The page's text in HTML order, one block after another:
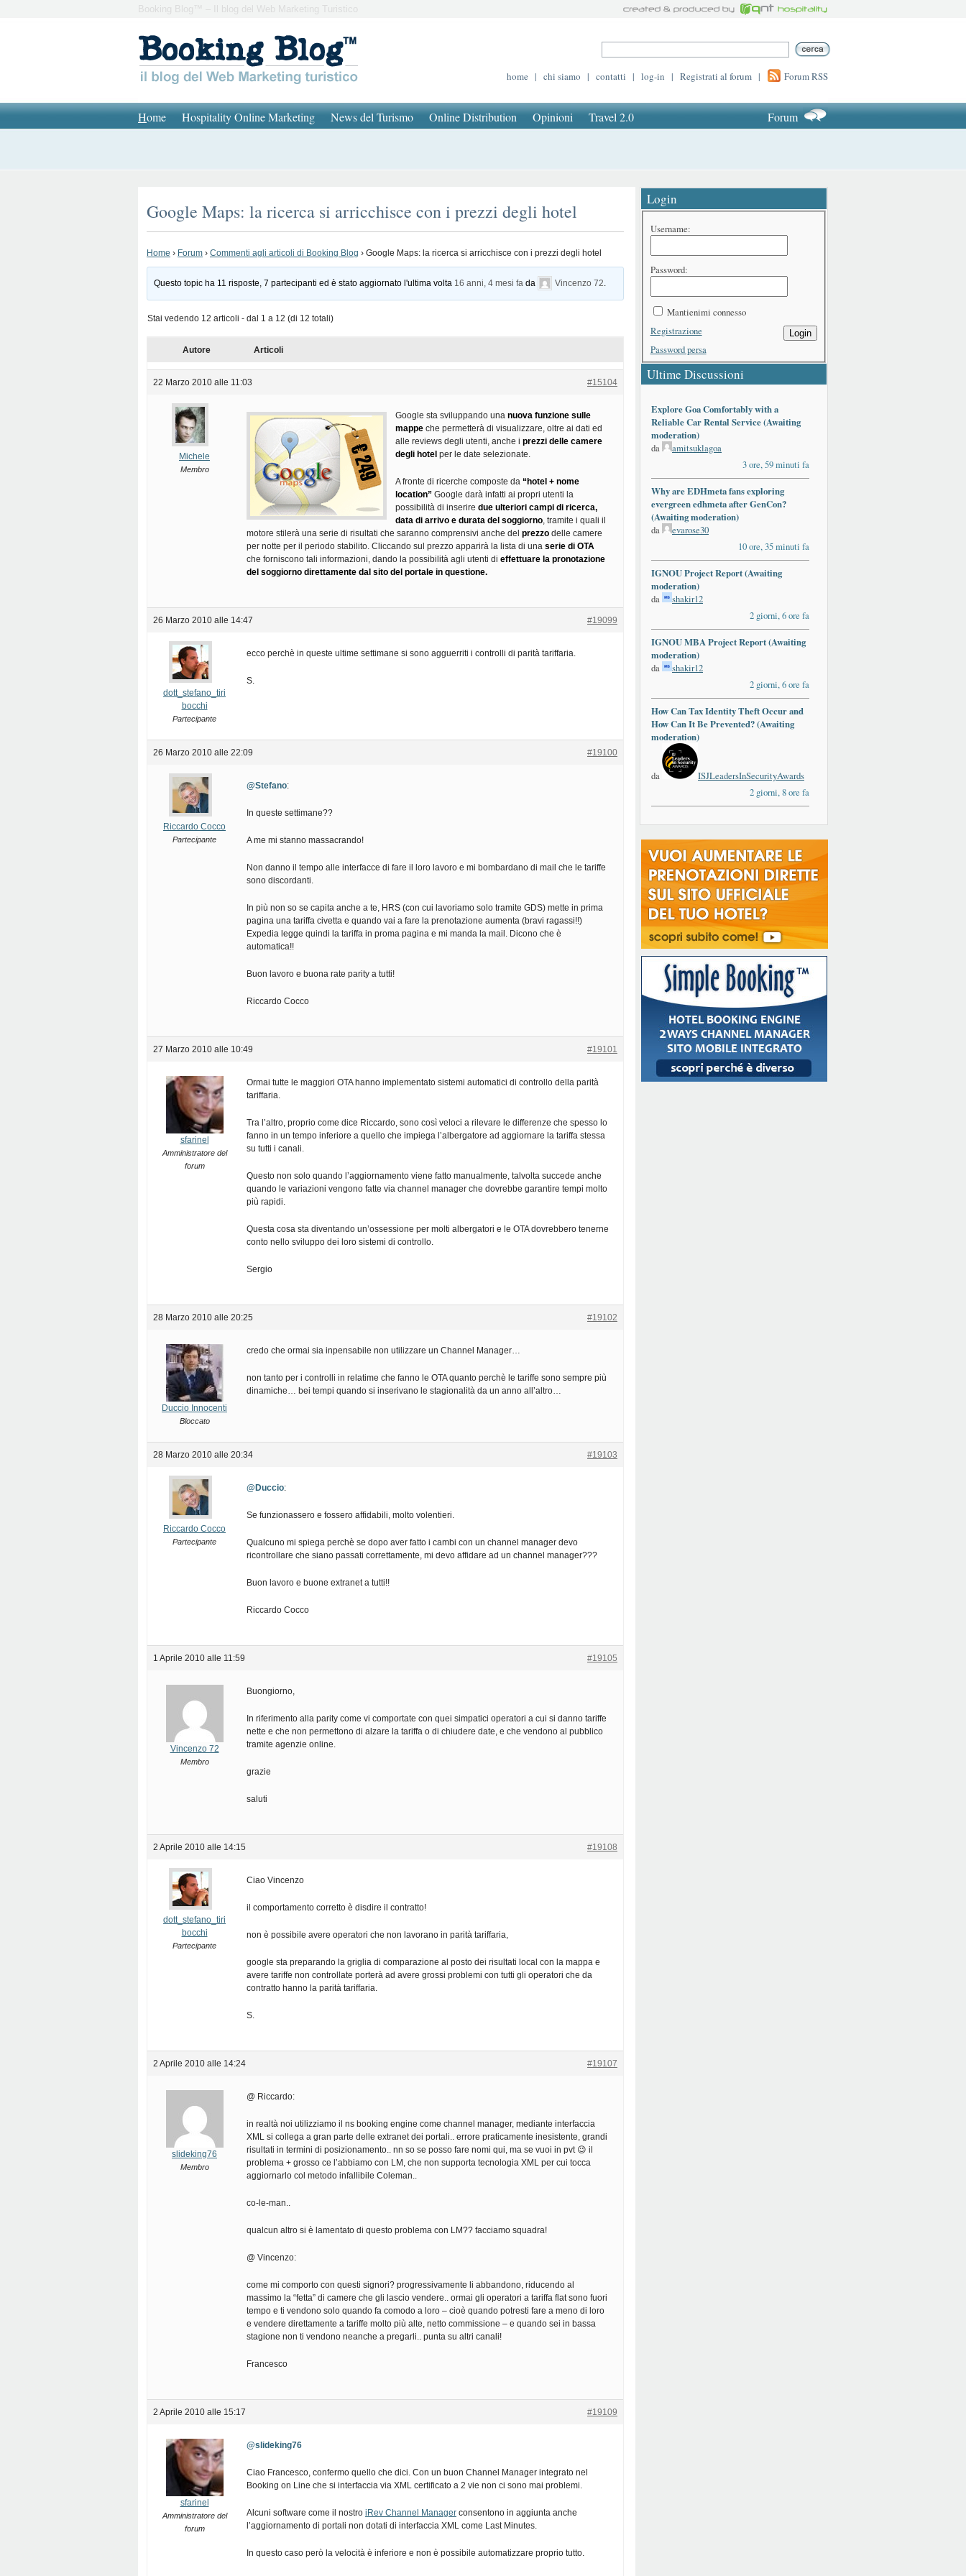
Booking Blog™ – Il blog del Web Marketing Turistico
home | chi siamo | contatti | log-in | Registrati al forum | Forum RSS
Home Hospitality Online Marketing News del Turismo Online Distribution Opinioni Travel 2.0 Forum
Google Maps: la ricerca si arricchisce con i prezzi degli hotel
Home › Forum › Commenti agli articoli di Booking Blog › Google Maps: la ricerca si arricchisce con i prezzi degli hotel
Questo topic ha 11 risposte, 7 partecipanti ed è stato aggiornato l'ultima volta 16 anni, 4 mesi fa da Vincenzo 72
Stai vedendo 12 articoli - dal 1 a 12 (di 12 totali)
Autore Articoli
22 Marzo 2010 alle 11:03 #15104
Michele
Membro
Google sta sviluppando una nuova funzione sulle
mappe che permetterà di visualizzare, oltre ai dati ed
alle reviews degli utenti, anche i prezzi delle camere
degli hotel per le date selezionate.
A fronte di ricerche composte da “hotel + nome
location” Google darà infatti ai propri utenti la
possibilità di inserire due ulteriori campi di ricerca,
data di arrivo e durata del soggiorno, tramite i quali il
motore stilerà una serie di risultati che saranno comprensivi anche del prezzo delle camere
per notte per il periodo stabilito. Cliccando sul prezzo apparirà la lista di una serie di OTA
che forniscono tali informazioni, dando la possibilità agli utenti di effettuare la pronotazione
del soggiorno direttamente dal sito del portale in questione.
26 Marzo 2010 alle 14:47 #19099
dott_stefano_tiri
bocchi
Partecipante
ecco perchè in queste ultime settimane si sono agguerriti i controlli di parità tariffaria.
S.
26 Marzo 2010 alle 22:09 #19100
Riccardo Cocco
Partecipante
@Stefano:
In queste settimane??
A me mi stanno massacrando!
Non danno il tempo alle interfacce di fare il loro lavoro e mi bombardano di mail che le tariffe
sono discordanti.
In più non so se capita anche a te, HRS (con cui lavoriamo solo tramite GDS) mette in prima
pagina una tariffa civetta e quando vai a fare la prenotazione aumenta (bravi ragassi!!)
Expedia legge quindi la tariffa in proma pagina e mi manda la mail. Dicono che è
automatica!!
Buon lavoro e buona rate parity a tutti!
Riccardo Cocco
27 Marzo 2010 alle 10:49 #19101
sfarinel
Amministratore del
forum
Ormai tutte le maggiori OTA hanno implementato sistemi automatici di controllo della parità
tariffaria.
Tra l’altro, proprio come dice Riccardo, sono così veloci a rilevare le differenze che spesso lo
fanno in un tempo inferiore a quello che impiega l’albergatore ad aggiornare la tariffa stessa
su tutti i canali.
Questo non solo quando l’aggiornamento viene fatto manualmente, talvolta succede anche
quando le variazioni vengono fatte via channel manager che dovrebbe garantire tempi molto
più rapidi.
Questa cosa sta diventando un’ossessione per molti albergatori e le OTA dovrebbero tenerne
conto nello sviluppo dei loro sistemi di controllo.
Sergio
28 Marzo 2010 alle 20:25 #19102
Duccio Innocenti
Bloccato
credo che ormai sia inpensabile non utilizzare un Channel Manager…
non tanto per i controlli in relatime che fanno le OTA quanto perchè le tariffe sono sempre più
dinamiche… bei tempi quando si inserivano le stagionalità da un anno all’altro…
28 Marzo 2010 alle 20:34 #19103
Riccardo Cocco
Partecipante
@Duccio:
Se funzionassero e fossero affidabili, molto volentieri.
Qualcuno mi spiega perchè se dopo aver fatto i cambi con un channel manager devo
ricontrollare che siano passati correttamente, mi devo affidare ad un channel manager???
Buon lavoro e buone extranet a tutti!!
Riccardo Cocco
1 Aprile 2010 alle 11:59 #19105
Vincenzo 72
Membro
Buongiorno,
In riferimento alla parity come vi comportate con quei simpatici operatori a cui si danno tariffe
nette e che non permettono di alzare la tariffa o di chiudere date, e che vendono al pubblico
tramite agenzie online.
grazie
saluti
2 Aprile 2010 alle 14:15 #19108
dott_stefano_tiri
bocchi
Partecipante
Ciao Vincenzo
il comportamento corretto è disdire il contratto!
non è possibile avere operatori che non lavorano in parità tariffaria,
google sta preparando la griglia di comparazione al posto dei risultati local con la mappa e
avere tariffe non controllate porterà ad avere grossi problemi con tutti gli operatori che da
contratto hanno la parità tariffaria.
S.
2 Aprile 2010 alle 14:24 #19107
slideking76
Membro
@ Riccardo:
in realtà noi utilizziamo il ns booking engine come channel manager, mediante interfaccia
XML si collega a gran parte delle extranet dei portali.. errore praticamente inesistente, grandi
risultati in termini di posizionamento.. nn so se posso fare nomi qui, ma se vuoi in pvt 😉 il
problema + grosso ce l’abbiamo con LM, che non supporta tecnologia XML per cui tocca
aggiornarlo col metodo infallibile Coleman..
co-le-man..
qualcun altro si è lamentato di questo problema con LM?? facciamo squadra!
@ Vincenzo:
come mi comporto con questi signori? progressivamente li abbandono, riducendo al
massimo la “fetta” di camere che gli lascio vendere.. ormai gli operatori a tariffa flat sono fuori
tempo e ti vendono solo quando fa comodo a loro – cioè quando potresti fare a meno di loro
e vendere direttamente a tariffe molto più alte, netto commissione – e quando sei in bassa
stagione non ti vendono neanche a pregarli.. punta su altri canali!
Francesco
2 Aprile 2010 alle 15:17 #19109
sfarinel
Amministratore del
forum
@slideking76
Ciao Francesco, confermo quello che dici. Con un buon Channel Manager integrato nel
Booking on Line che si interfaccia via XML certificato a 2 vie non ci sono mai problemi.
Alcuni software come il nostro iRev Channel Manager consentono in aggiunta anche
l’aggiornamento di portali non dotati di interfaccia XML come Last Minutes.
In questo caso però la velocità è inferiore e non è possibile automatizzare proprio tutto.
Login
Username:
Password:
Mantienimi connesso
Login
Registrazione
Password persa
Ultime Discussioni
Explore Goa Comfortably with a
Reliable Car Rental Service (Awaiting
moderation)
da
amitsuklagoa
3 ore, 59 minuti fa
Why are EDHmeta fans exploring
evergreen edhmeta after GenCon?
(Awaiting moderation)
da
evarose30
10 ore, 35 minuti fa
IGNOU Project Report (Awaiting
moderation)
da
shakir12
2 giorni, 6 ore fa
IGNOU MBA Project Report (Awaiting
moderation)
da
shakir12
2 giorni, 6 ore fa
How Can Tax Identity Theft Occur and
How Can It Be Prevented? (Awaiting
moderation)
da
ISJLeadersInSecurityAwards
2 giorni, 8 ore fa